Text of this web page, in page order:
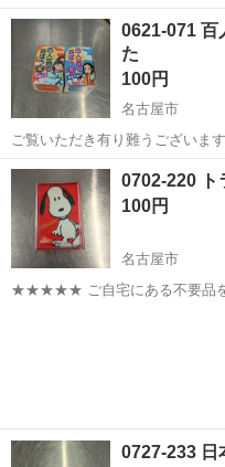
愛知 豊川市 八幡駅
0621-071
た
100円
名古屋市
ご覧いただき有り難うございます。 名古屋市とジモティーが連携
運営しています。 粗⼤ごみ等の
スしています。 ★★★★★ ご自宅にある不要品を是非ジモティースポ
ットへお持...
愛知 名古屋市 カードゲ
0702-220
100円
名古屋市
★★★★★ ご自宅にある不要品を
0727-233 日